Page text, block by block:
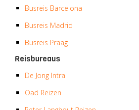
Busreis Barcelona
Busreis Madrid
Busreis Praag
Reisbureaus
De Jong Intra
Oad Reizen